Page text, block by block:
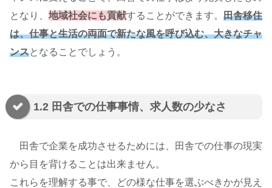
となり、 地域社会にも貢献することができます。 田舎移住
は、仕事と生活の両面で新たな風を呼び込む、大きなチャ
ンスとなることでしょう。
1.2 田舎での仕事事情、求人数の少なさ
田舎で企業を成功させるためには、田舎での仕事の現実
から目を背けることは出来ません。
これらを理解する事で、どの様な仕事を選ぶべきかが見え